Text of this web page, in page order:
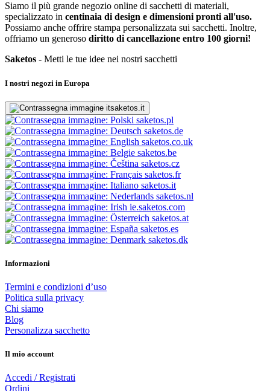
Siamo il più grande negozio online di sacchetti di materiali,
specializzato in centinaia di design e dimensioni pronti all'uso.
Possiamo anche offrire stampa personalizzata sui sacchetti. Inoltre,
offriamo un generoso diritto di cancellazione entro 100 giorni!
Saketos - Metti le tue idee nei nostri sacchetti
I nostri negozi in Europa
saketos.it
saketos.pl
saketos.de
saketos.co.uk
saketos.be
saketos.cz
saketos.fr
saketos.it
saketos.nl
ie.saketos.com
saketos.at
saketos.es
saketos.dk
Informazioni
Termini e condizioni d’uso
Politica sulla privacy
Chi siamo
Blog
Personalizza sacchetto
Il mio account
Accedi / Registrati
Ordini